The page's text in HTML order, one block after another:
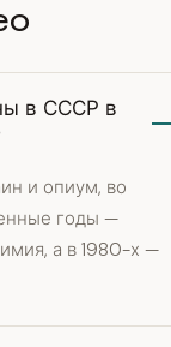
в СССР в
и опиум, во
годы —
а в 1980-х —